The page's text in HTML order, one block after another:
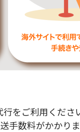
をご利用くださ
手数料がかかり